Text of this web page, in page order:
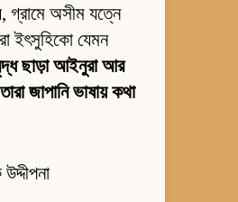
অসীম যত্নে
ইৎসুহিকো যেমন
ছাড়া আইনুরা আর
জাপানি ভাষায় কথা